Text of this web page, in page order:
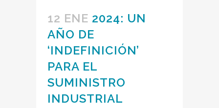
12 ENE 2024: UN
AÑO DE
‘INDEFINICIÓN’
PARA EL
SUMINISTRO
INDUSTRIAL